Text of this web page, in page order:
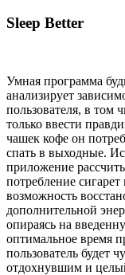
Sleep Better
Умная программа
анализирует
пользователя, в том
только ввести
чашек кофе он
спать в выходные.
приложение
потребление
возможность
дополнительной
опираясь на
оптимальное время
пользователь будет
отдохнувшим и